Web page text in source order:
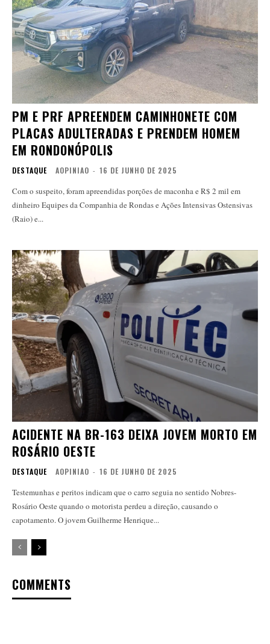
PM E PRF APREENDEM CAMINHONETE COM
PLACAS ADULTERADAS E PRENDEM HOMEM
EM RONDONÓPOLIS
DESTAQUE AOPINIAO - 16 DE JUNHO DE 2025
Com o suspeito, foram apreendidas porções de maconha e R$ 2 mil em
dinheiro Equipes da Companhia de Rondas e Ações Intensivas Ostensivas
(Raio) e...
ACIDENTE NA BR-163 DEIXA JOVEM MORTO EM
ROSÁRIO OESTE
DESTAQUE AOPINIAO - 16 DE JUNHO DE 2025
Testemunhas e peritos indicam que o carro seguia no sentido Nobres-
Rosário Oeste quando o motorista perdeu a direção, causando o
capotamento. O jovem Guilherme Henrique...
COMMENTS